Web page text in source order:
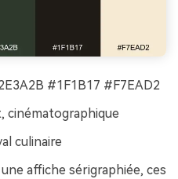
#1F1B17 #F7EAD2
cinématographique
culinaire
affiche sérigraphiée, ces